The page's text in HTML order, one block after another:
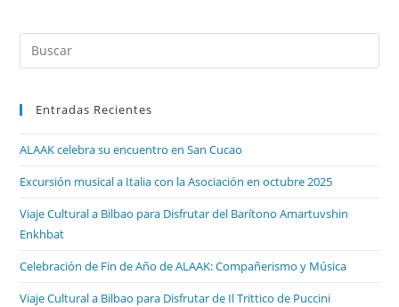
Entradas Recientes
ALAAK celebra su encuentro en San Cucao
Excursión musical a Italia con la Asociación en octubre 2025
Viaje Cultural a Bilbao para Disfrutar del Barítono Amartuvshin
Enkhbat
Celebración de Fin de Año de ALAAK: Compañerismo y Música
Viaje Cultural a Bilbao para Disfrutar de Il Trittico de Puccini